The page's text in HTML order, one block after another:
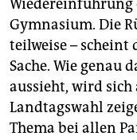
Wiedereinführung
Gymnasium. Die
teilweise – scheint
Sache. Wie genau
aussieht, wird
Landtagswahl
Thema bei allen